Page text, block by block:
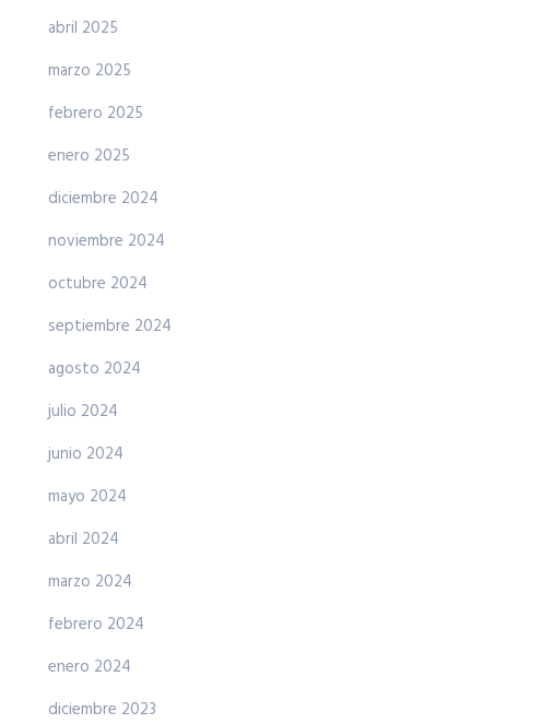
abril 2025
marzo 2025
febrero 2025
enero 2025
diciembre 2024
noviembre 2024
octubre 2024
septiembre 2024
agosto 2024
julio 2024
junio 2024
mayo 2024
abril 2024
marzo 2024
febrero 2024
enero 2024
diciembre 2023